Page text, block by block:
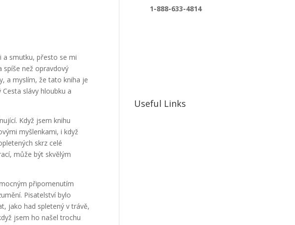
smutku, přesto se mi
spíše než opravdový
a myslím, že tato kniha je
slávy hloubku a
Když jsem knihu
myšlenkami, i když
skrz celé
může být skvělým
připomenutím
Pisatelství bylo
jako had spletený v trávě,
jsem ho našel trochu
1-888-633-4814
Useful Links